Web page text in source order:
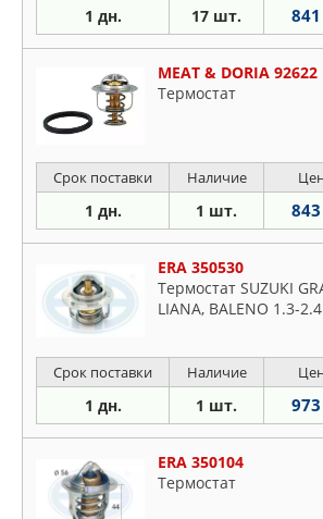
1 дн. 17 шт.
MEAT & DORIA 92622
Термостат
Срок поставки Наличие
1 дн. 1 шт.
ERA 350530
Термостат SUZUKI
LIANA, BALENO 1.3-
Срок поставки Наличие
1 дн. 1 шт.
ERA 350104
Термостат